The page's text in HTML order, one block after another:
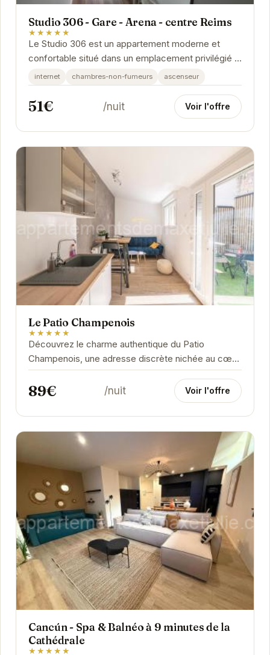
Studio 306 - Gare - Arena - centre Reims
★★★★★
Le Studio 306 est un appartement moderne et
confortable situé dans un emplacement privilégié à
Reims. Proche de la gare, de l'Arena et du...
internet chambres-non-fumeurs ascenseur
51€ /nuit Voir l'offre
Le Patio Champenois
★★★★★
Découvrez le charme authentique du Patio
Champenois, une adresse discrète nichée au cœur
de Reims. Cet établissement vous invite à vivre
une...
89€ /nuit Voir l'offre
Cancún - Spa & Balnéo à 9 minutes de la
Cathédrale
★★★★★